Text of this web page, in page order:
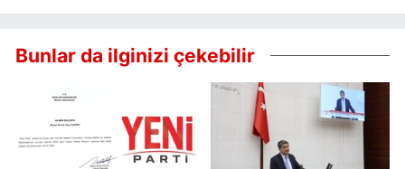
Bunlar da ilginizi çekebilir